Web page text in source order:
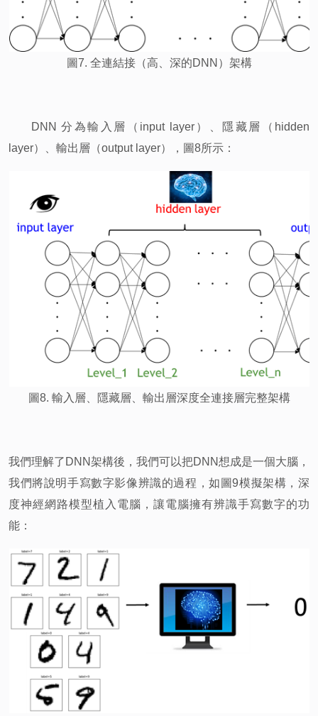
圖7. 全連結接（高、深的DNN）架構
DNN分為輸入層（input layer）、隱藏層（hidden
layer）、輸出層（output layer），圖8所示：
圖8. 輸入層、隱藏層、輸出層深度全連接層完整架構
我們理解了DNN架構後，我們可以把DNN想成是一個大腦，
我們將說明手寫數字影像辨識的過程，如圖9模擬架構，深
度神經網路模型植入電腦，讓電腦擁有辨識手寫數字的功
能：